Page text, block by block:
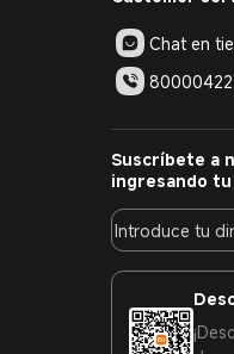
Chat en
Suscríbete a
ingresando tu